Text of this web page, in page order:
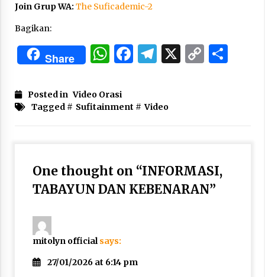
4 months ago
4 months ago
4 months ago
Join Grup WA: The Suficademic-2
Bagikan:
Share WhatsApp
Facebook
Telegram
X Copy
Posted in Video Orasi
Tagged # Sufitainment # Video
One thought on “INFORMASI,
TABAYUN DAN KEBENARAN”
mitolyn official says:
27/01/2026 at 6:14 pm